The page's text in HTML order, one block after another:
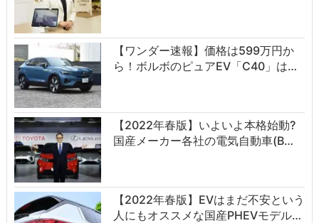
【ワンダー速報】価格は599万円か
ら！ボルボのピュアEV「C40」は…
【2022年春版】いよいよ本格始動?
国産メーカー各社の電気自動車(B…
【2022年春版】EVはまだ不安という
人にもオススメな国産PHEVモデル…